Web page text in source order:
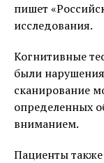
пишет
исследования.
Когнитивные
были
сканирование
определенных
вниманием.
Пациенты также